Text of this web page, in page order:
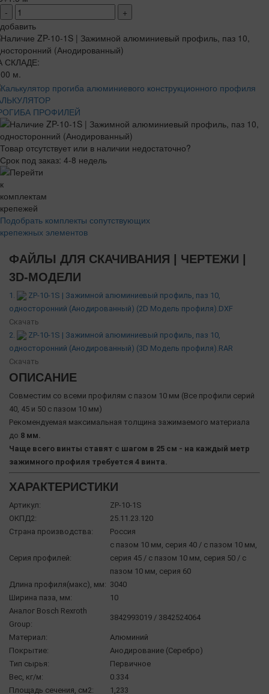
-
+
добавить
СКЛАДЕ:
м.
ПРОФИЛЕЙ
Товар отсутствует или в наличии недостаточно?
Срок под заказ: 4-8 недель
Подобрать комплекты сопутствующих
крепежных элементов
ФАЙЛЫ ДЛЯ СКАЧИВАНИЯ | ЧЕРТЕЖИ |
3D-МОДЕЛИ
1.
ZP-10-1S | Зажимной алюминиевый профиль, паз 10,
односторонний (Анодированный) (2D Модель профиля).DXF
Скачать
2.
ZP-10-1S | Зажимной алюминиевый профиль, паз 10,
односторонний (Анодированный) (3D Модель профиля).RAR
Скачать
ОПИСАНИЕ
Совместим со всеми профилям с пазом 10 мм (Все профили серий
40, 45 и 50 с пазом 10 мм)
Рекомендуемая максимальная толщина зажимаемого материала
до 8 мм.
Чаще всего винты ставят с шагом в 25 см - на каждый метр
зажимного профиля требуется 4 винта.
ХАРАКТЕРИСТИКИ
Артикул:
ZP-10-1S
ОКПД2:
25.11.23.120
Страна производства:
Россия
Серия профилей:
с пазом 10 мм, серия 40 / с пазом 10 мм,
серия 45 / с пазом 10 мм, серия 50 / с
пазом 10 мм, серия 60
Длина профиля(макс), мм: 3040
Ширина паза, мм:
10
Аналог Bosch Rexroth
Group:
3842993019 / 3842524064
Материал:
Алюминий
Покрытие:
Анодирование (Серебро)
Тип сырья:
Первичное
Вес, кг/м:
0.334
Площадь сечения, см2:
1,233